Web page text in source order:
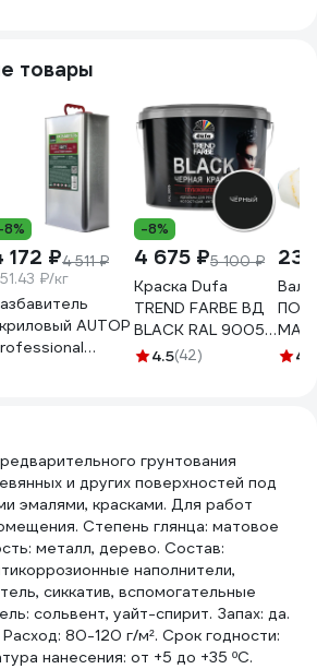
товары
172 ₽4 511 ₽
₽/кг
AUTOP
-8%
4 675 ₽5 100 ₽
Краска Dufa
TREND FARBE ВД
BLACK RAL 9005,
10 л МП00-
4.5(42) 4.7
грунтования
и других поверхностей под
эмалями, красками. Для работ
Степень глянца: матовое
металл, дерево. Состав:
наполнители,
сиккатив, вспомогательные
сольвент, уайт-спирит. Запах: да.
80-120 г/м². Срок годности:
нанесения: от +5 до +35 ºС.